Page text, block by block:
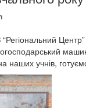
учнів,